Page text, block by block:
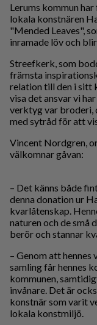
Lerums kommun
lokala konstnären
"Mended Leaves",
inramade löv och
Streefkerk, som
främsta
relation till den i sitt
visa det ansvar vi
verktyg var broderi,
med sytråd för att
Vincent Nordgren,
välkomnar gåvan:
– Det känns både
denna donation ur
kvarlåtenskap.
naturen och de små
berör och stannar
– Genom att hennes
samling får hennes
kommunen,
invånare. Det är
konstnär som varit
lokala konstmiljö.